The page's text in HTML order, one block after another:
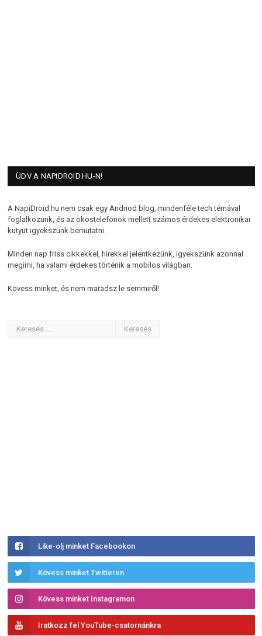
ÜDV A NAPIDROID.HU-N!
A NapiDroid.hu nem csak egy Andriod blog, mindenféle tech témával
foglalkozunk, és az okostelefonok mellett számos érdekes elektronikai
kütyüt igyekszünk bemutatni.
Minden nap friss cikkekkel, hírekkel jelentkezünk, igyekszünk azonnal
megírni, ha valami érdekes történik a mobilos világban.
Kövess minket, és nem maradsz le semmiről!
Like-olj minket Facebookon
Kövess minket Twitteren
Kövess minket Instagramon
Iratkozz fel YouTube-csatornánkra